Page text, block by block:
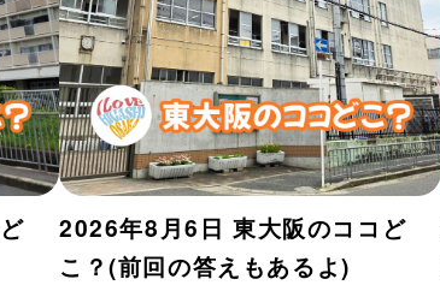
2026年8月6日 東大阪のココど
こ？(前回の答えもあるよ)